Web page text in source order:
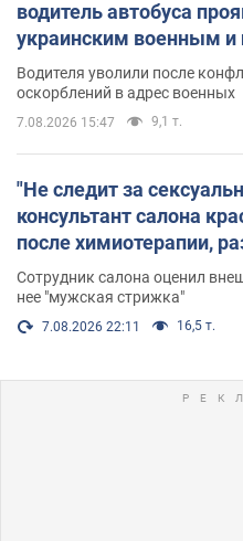
водитель автобуса
украинским военным и
Водителя уволили после
оскорблений в адрес военных
7.08.2026 15:47 9,1 т.
"Не следит за
консультант салона
после химиотерапии,
Сотрудник салона оценил
нее "мужская стрижка"
7.08.2026 22:11 16,5 т.